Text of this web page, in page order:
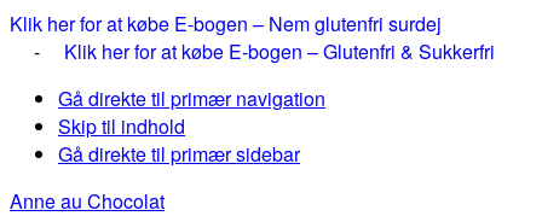
Klik her for at købe E-bogen – Nem glutenfri surdej
- Klik her for at købe E-bogen – Glutenfri & Sukkerfri
Gå direkte til primær navigation
Skip til indhold
Gå direkte til primær sidebar
Anne au Chocolat